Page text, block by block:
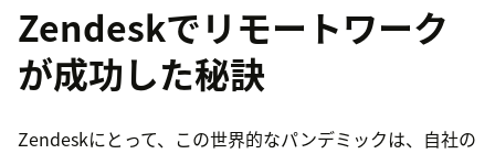
Zendeskでリモートワーク
が成功した秘訣
Zendeskにとって、この世界的なパンデミックは、自社の